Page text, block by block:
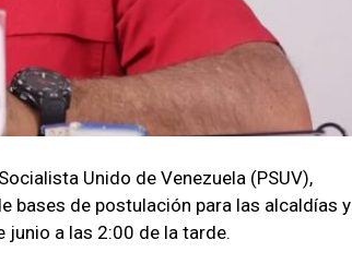
Unido de Venezuela (PSUV),
bases de postulación para las alcaldías y
a las 2:00 de la tarde.